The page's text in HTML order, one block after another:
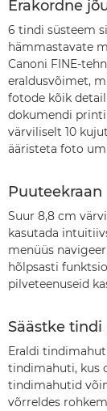
Erakordne
6 tindi süsteem
hämmastavate
Canoni FINE-
eraldusvõimet,
fotode kõik
dokumendi
värviliselt 10
ääristeta foto
Puuteekraan
Suur 8,8 cm
kasutada
menüüs
hõlpsasti
pilveteenuseid
Säästke tindi
Eraldi
tindimahuti, kus
tindimahutid
võrreldes